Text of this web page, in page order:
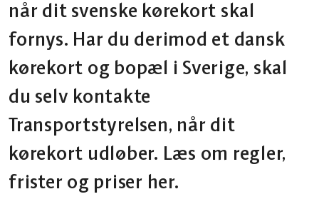
når dit svenske kørekort skal
fornys. Har du derimod et dansk
kørekort og bopæl i Sverige, skal
du selv kontakte
Transportstyrelsen, når dit
kørekort udløber. Læs om regler,
frister og priser her.